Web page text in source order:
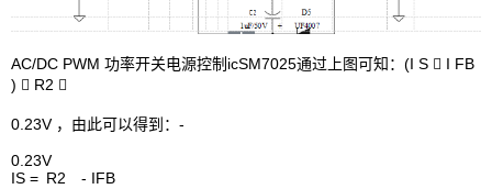
AC/DC PWM 功率开关电源控制icSM7025通过上图可知：(I S  I FB
)  R2 
0.23V ，由此可以得到：-
0.23V
IS = R2 - IFB